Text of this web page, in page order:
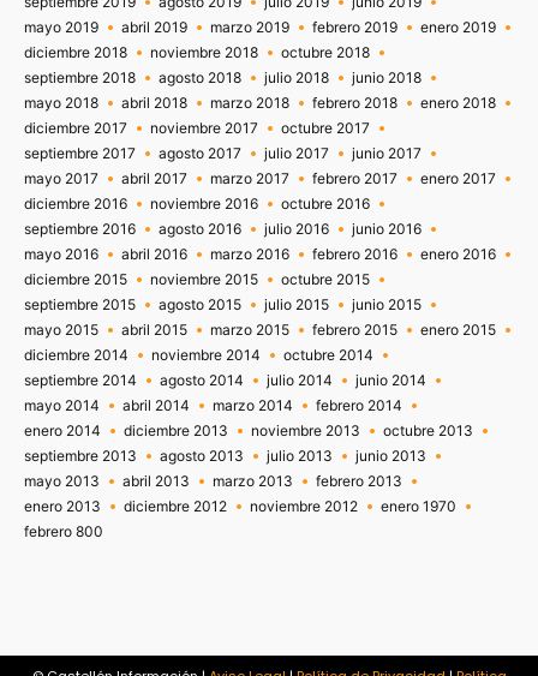
mayo 2019
abril 2019 marzo 2019 febrero 2019
enero 2019
diciembre 2018
noviembre 2018
octubre 2018
septiembre 2018
agosto 2018 julio 2018
junio 2018
mayo 2018
abril 2018 marzo 2018 febrero 2018
enero 2018
diciembre 2017
noviembre 2017
octubre 2017
septiembre 2017
agosto 2017 julio 2017
junio 2017
mayo 2017
abril 2017 marzo 2017 febrero 2017
enero 2017
diciembre 2016
noviembre 2016
octubre 2016
septiembre 2016
agosto 2016 julio 2016
junio 2016
mayo 2016
abril 2016 marzo 2016 febrero 2016
enero 2016
diciembre 2015
noviembre 2015
octubre 2015
septiembre 2015
agosto 2015 julio 2015
junio 2015
mayo 2015
abril 2015 marzo 2015 febrero 2015
enero 2015
diciembre 2014
noviembre 2014
octubre 2014
septiembre 2014
agosto 2014 julio 2014
junio 2014
mayo 2014
abril 2014 marzo 2014
febrero 2014
enero 2014
diciembre 2013 noviembre 2013
octubre 2013
septiembre 2013
agosto 2013 julio 2013
junio 2013
mayo 2013
abril 2013 marzo 2013
febrero 2013
enero 2013
diciembre 2012 noviembre 2012
enero 1970
febrero 800